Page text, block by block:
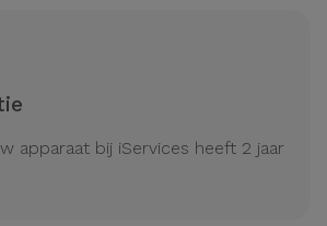
apparaat bij iServices heeft 2 jaar